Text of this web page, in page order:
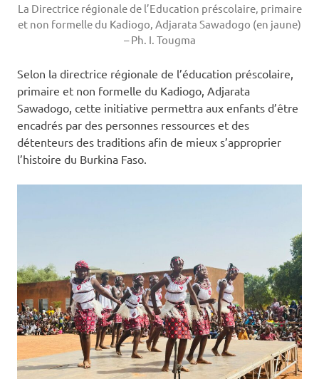
La Directrice régionale de l’Education préscolaire, primaire
et non formelle du Kadiogo, Adjarata Sawadogo (en jaune)
– Ph. I. Tougma
Selon la directrice régionale de l’éducation préscolaire,
primaire et non formelle du Kadiogo, Adjarata
Sawadogo, cette initiative permettra aux enfants d’être
encadrés par des personnes ressources et des
détenteurs des traditions afin de mieux s’approprier
l’histoire du Burkina Faso.